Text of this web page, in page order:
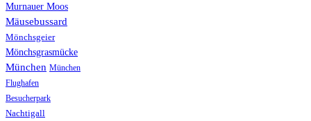
Murnauer Moos
Mäusebussard
Mönchsgeier
Mönchsgrasmücke
München München
Flughafen
Besucherpark
Nachtigall